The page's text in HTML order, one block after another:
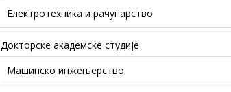
Електротехника и рачунарство
Докторске академске студије
Mашинско инжењерство